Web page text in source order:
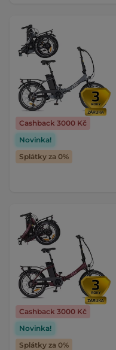
Cashback 3000 Kč
Novinka!
Splátky za 0%
Cashback 3000 Kč
Novinka!
Splátky za 0%